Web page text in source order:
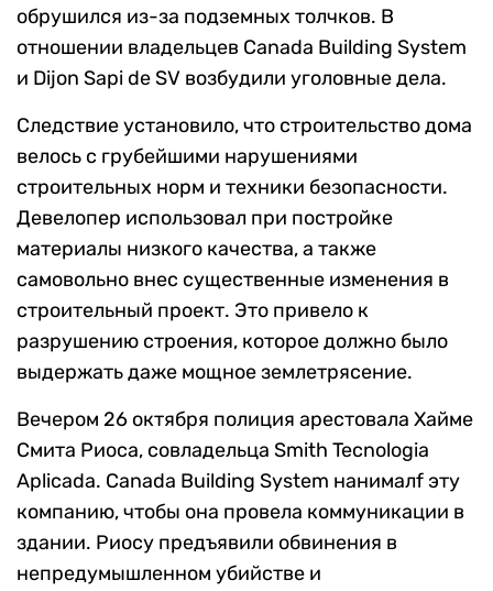
обрушился из-за подземных толчков. В
отношении владельцев Canada Building System
и Dijon Sapi de SV возбудили уголовные дела.
Следствие установило, что строительство дома
велось с грубейшими нарушениями
строительных норм и техники безопасности.
Девелопер использовал при постройке
материалы низкого качества, а также
самовольно внес существенные изменения в
строительный проект. Это привело к
разрушению строения, которое должно было
выдержать даже мощное землетрясение.
Вечером 26 октября полиция арестовала Хайме
Смита Риоса, совладельца Smith Tecnologia
Aplicada. Canada Building System нанималf эту
компанию, чтобы она провела коммуникации в
здании. Риосу предъявили обвинения в
непредумышленном убийстве и